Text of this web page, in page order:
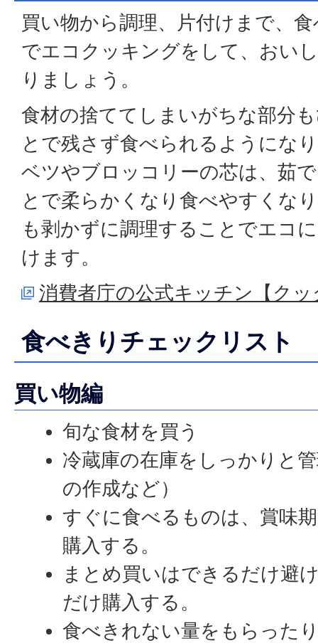
買い物から調理、片付けまで、
でエコクッキングをして、おい
りましょう。
食材の捨ててしまいがちな部分
とで残さず食べられるようにな
ベツやブロッコリーの芯は、茹
とで柔らかくなり食べやすくな
も剥かずに調理することでエコ
けます。
消費者庁の公式キッチン【ク
食べきりチェックリスト
買い物編
旬な食材を買う
冷蔵庫の在庫をしっかりと
の作成など）
すぐに食べるものは、賞味
購入する。
まとめ買いはできるだけ避
だけ購入する。
食べきれない量をもらった